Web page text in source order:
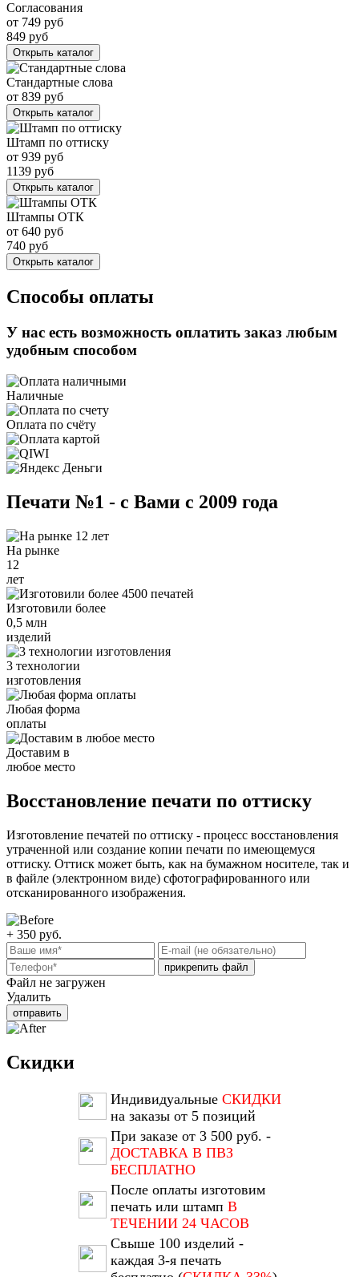
Согласования
от 749 руб
849 руб
Открыть каталог
Стандартные слова
от 839 руб
Открыть каталог
Штамп по оттиску
от 939 руб
1139 руб
Открыть каталог
Штампы ОТК
от 640 руб
740 руб
Открыть каталог
Способы оплаты
У нас есть возможность оплатить заказ любым
удобным способом
Наличные
Оплата по счёту
Печати №1 - с Вами с 2009 года
На рынке
12
лет
Изготовили более
0,5 млн
изделий
3 технологии
изготовления
Любая форма
оплаты
Доставим в
любое место
Восстановление печати по оттиску
Изготовление печатей по оттиску - процесс восстановления
утраченной или создание копии печати по имеющемуся
оттиску. Оттиск может быть, как на бумажном носителе, так и
в файле (электронном виде) сфотографированного или
отсканированного изображения.
+ 350 руб.
прикрепить файл
Файл не загружен
Удалить
отправить
Скидки
Индивидуальные СКИДКИ
на заказы от 5 позиций
При заказе от 3 500 руб. -
ДОСТАВКА В ПВЗ
БЕСПЛАТНО
После оплаты изготовим
печать или штамп В
ТЕЧЕНИИ 24 ЧАСОВ
Свыше 100 изделий -
каждая 3-я печать